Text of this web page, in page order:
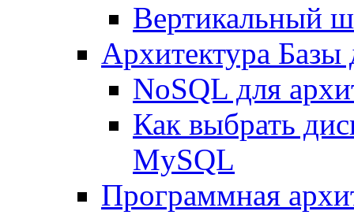
Вертикальный
Архитектура
NoSQL для
Как выбрать
MySQL
Программная